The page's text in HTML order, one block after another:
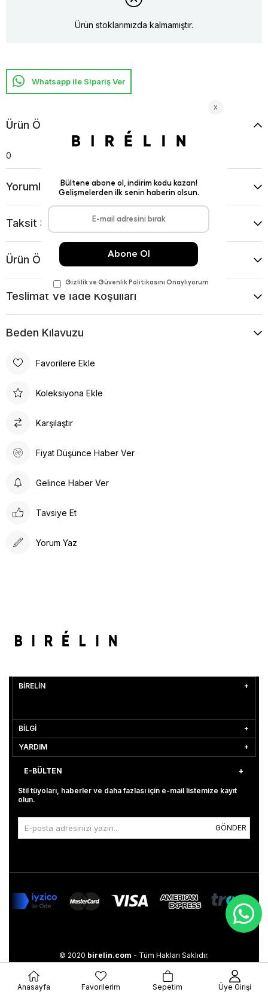
Ürün stoklarımızda kalmamıştır.
Whatsapp ile Sipariş Ver
Ürün Özellikleri
0
Yorumlar (0)
Taksit Seçenekleri
Ürün Önerileri
Teslimat Ve İade Koşulları
Beden Kılavuzu
Favorilere Ekle
Koleksiyona Ekle
Karşılaştır
Fiyat Düşünce Haber Ver
Gelince Haber Ver
Tavsiye Et
Yorum Yaz
BİRELİN
BİLGİ
YARDIM
E-BÜLTEN
Stil tüyoları, haberler ve daha fazlası için e-mail listemize kayıt
olun.
GÖNDER
© 2020 birelin.com - Tüm Hakları Saklıdır.
Anasayfa Favorilerim Sepetim Üye Girişi